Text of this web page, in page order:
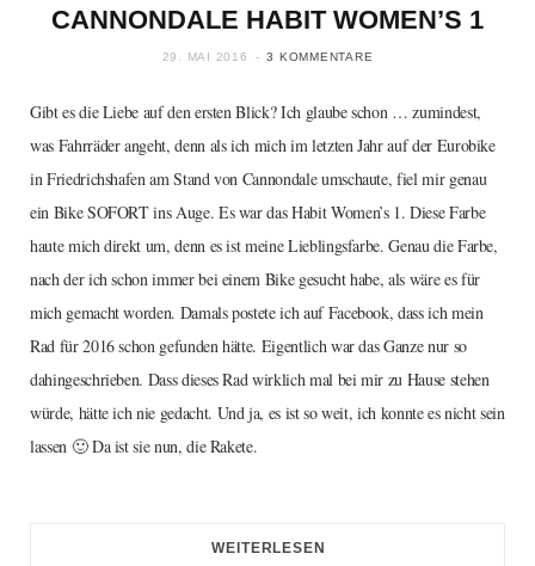
CANNONDALE HABIT WOMEN’S 1
29. MAI 2016 3 KOMMENTARE
Gibt es die Liebe auf den ersten Blick? Ich glaube schon … zumindest,
was Fahrräder angeht, denn als ich mich im letzten Jahr auf der Eurobike
in Friedrichshafen am Stand von Cannondale umschaute, fiel mir genau
ein Bike SOFORT ins Auge. Es war das Habit Women’s 1. Diese Farbe
haute mich direkt um, denn es ist meine Lieblingsfarbe. Genau die Farbe,
nach der ich schon immer bei einem Bike gesucht habe, als wäre es für
mich gemacht worden. Damals postete ich auf Facebook, dass ich mein
Rad für 2016 schon gefunden hätte. Eigentlich war das Ganze nur so
dahingeschrieben. Dass dieses Rad wirklich mal bei mir zu Hause stehen
würde, hätte ich nie gedacht. Und ja, es ist so weit, ich konnte es nicht sein
lassen 🙂 Da ist sie nun, die Rakete.
WEITERLESEN